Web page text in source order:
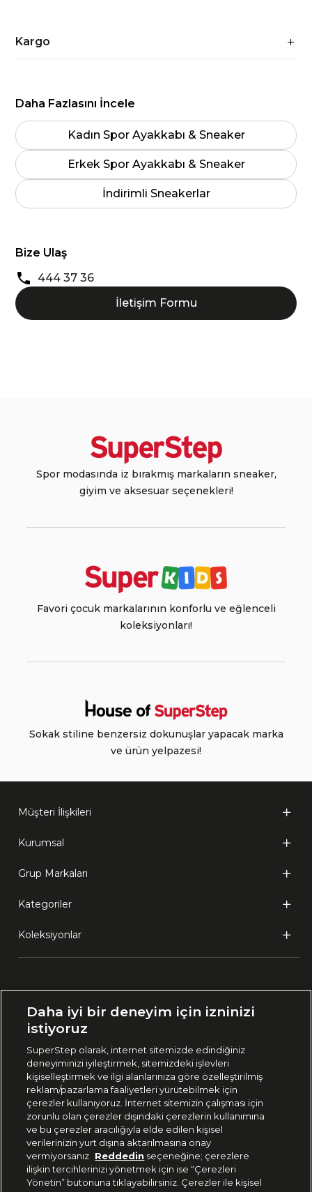
Kargo
Daha Fazlasını İncele
Kadın Spor Ayakkabı & Sneaker
Erkek Spor Ayakkabı & Sneaker
İndirimli Sneakerlar
Bize Ulaş
444 37 36
İletişim Formu
Spor modasında iz bırakmış markaların sneaker,
giyim ve aksesuar seçenekleri!
Favori çocuk markalarının konforlu ve eğlenceli
koleksiyonları!
Sokak stiline benzersiz dokunuşlar yapacak marka
ve ürün yelpazesi!
Müşteri İlişkileri
Kurumsal
Grup Markaları
Kategoriler
Koleksiyonlar
🇹🇷 Türkiye
444 37 36
Uygulamadan Takip Edin
Daha iyi bir deneyim için izninizi
istiyoruz
SuperStep olarak, internet sitemizde edindiğiniz
deneyiminizi iyileştirmek, sitemizdeki işlevleri
kişiselleştirmek ve ilgi alanlarınıza göre özelleştirilmiş
reklam/pazarlama faaliyetleri yürütebilmek için
çerezler kullanıyoruz. İnternet sitemizin çalışması için
zorunlu olan çerezler dışındaki çerezlerin kullanımına
ve bu çerezler aracılığıyla elde edilen kişisel
verilerinizin yurt dışına aktarılmasına onay
vermiyorsanız Reddedin seçeneğine; çerezlere
ilişkin tercihlerinizi yönetmek için ise “Çerezleri
Yönetin” butonuna tıklayabilirsiniz. Çerezler ile kişisel